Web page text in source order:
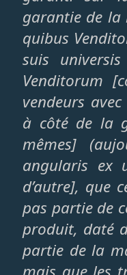
garantie de la
quibus
suis
Venditorum
vendeurs
à côté de la
mêmes]
angularis
d’autre], que
pas partie de
produit, daté
partie de la